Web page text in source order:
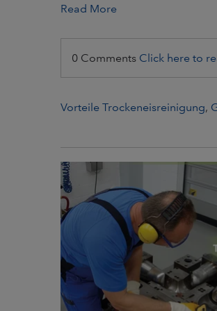
Read More
0 Comments Click here to
Vorteile Trockeneisreinigung,